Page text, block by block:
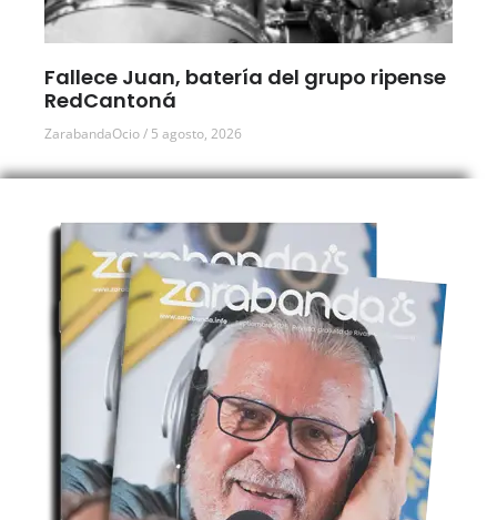
Fallece Juan, batería del grupo ripense
RedCantoná
ZarabandaOcio 5 agosto, 2026